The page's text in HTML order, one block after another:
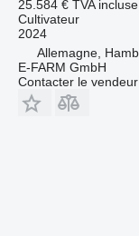
25.584 € TVA incluse
Cultivateur
2024
Allemagne,
E-FARM GmbH
Contacter le vendeur